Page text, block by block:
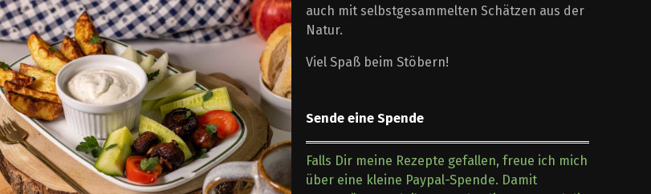
auch mit selbstgesammelten Schätzen aus der
Natur.
Viel Spaß beim Stöbern!
Sende eine Spende
Falls Dir meine Rezepte gefallen, freue ich mich
über eine kleine Paypal-Spende. Damit